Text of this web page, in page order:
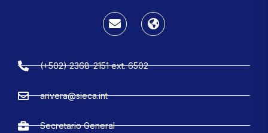
(+502) 2368-2151 ext. 6502
arivera@sieca.int
Secretario General